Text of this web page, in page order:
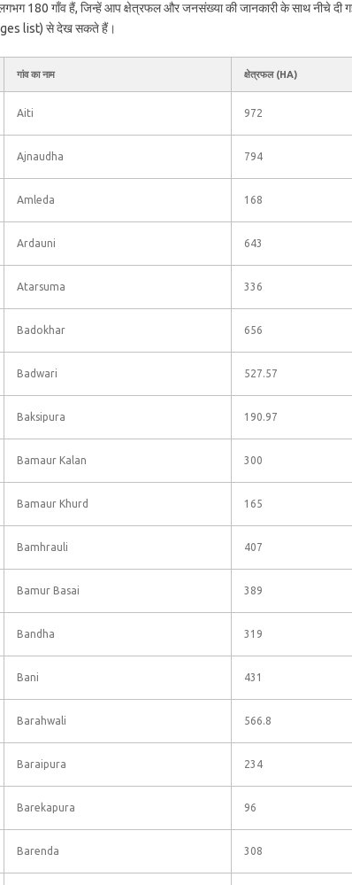
180 गाँव हैं, जिन्हें आप क्षेत्रफल और जनसंख्या की जानकारी के साथ नीचे दी
list) से देख सकते हैं।
गांव का नाम क्षेत्रफल (HA)
Aiti 972
Ajnaudha 794
Amleda 168
Ardauni 643
Atarsuma 336
Badokhar 656
Badwari 527.57
Baksipura 190.97
Bamaur Kalan 300
Bamaur Khurd 165
Bamhrauli 407
Bamur Basai 389
Bandha 319
Bani 431
Barahwali 566.8
Baraipura 234
Barekapura 96
Barenda 308